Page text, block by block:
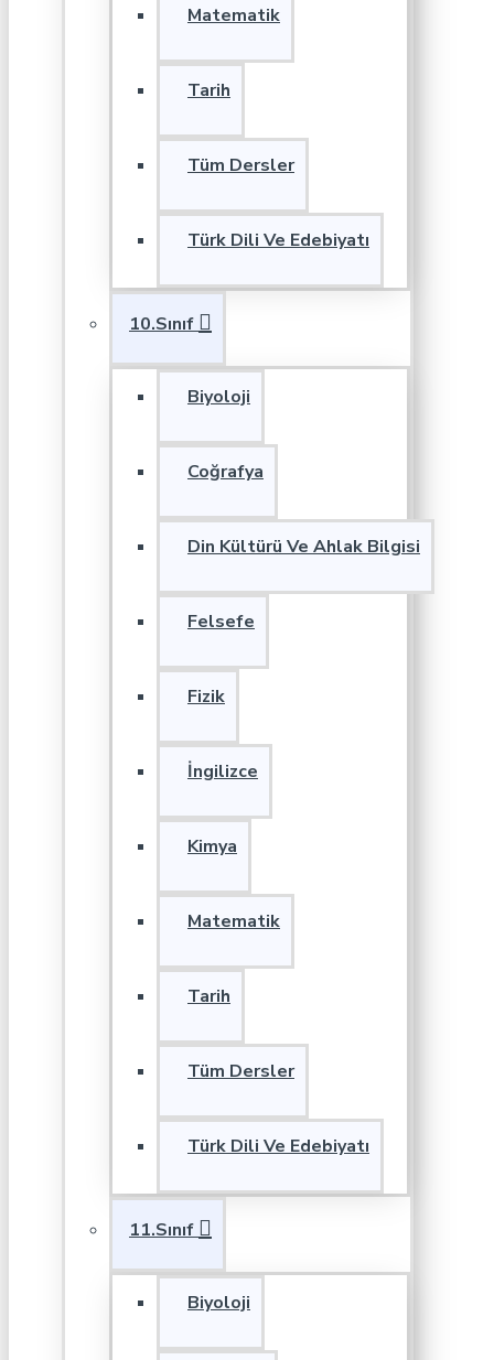
Matematik
Tarih
Tüm Dersler
Türk Dili Ve Edebiyatı
10.Sınıf
Biyoloji
Coğrafya
Din Kültürü Ve Ahlak Bilgisi
Felsefe
Fizik
İngilizce
Kimya
Matematik
Tarih
Tüm Dersler
Türk Dili Ve Edebiyatı
11.Sınıf
Biyoloji